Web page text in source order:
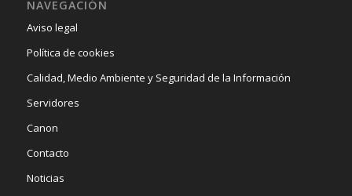
NAVEGACIÓN
Aviso legal
Política de cookies
Calidad, Medio Ambiente y Seguridad de la Información
Servidores
Canon
Contacto
Noticias